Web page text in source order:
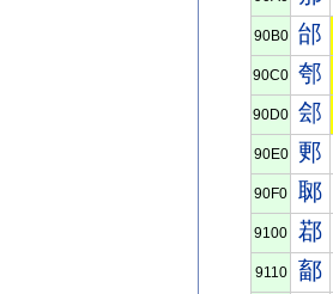
90B0 邰
90C0 郀
90D0 郐
90E0 郠
90F0 郰
9100 鄀
9110 鄐